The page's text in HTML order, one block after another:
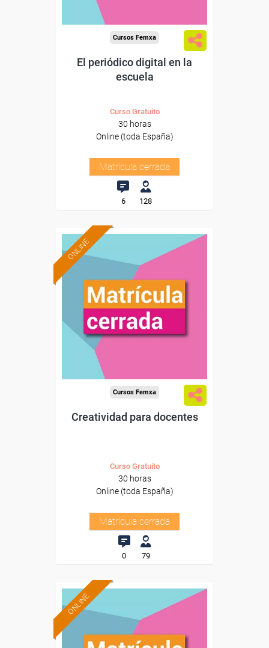
Cursos Femxa
El periódico digital en la
escuela
Curso Gratuito
30 horas
Online (toda España)
Matrícula cerrada
6 128
ONLINE
Cursos Femxa
Creatividad para docentes
Curso Gratuito
30 horas
Online (toda España)
Matrícula cerrada
0 79
ONLINE